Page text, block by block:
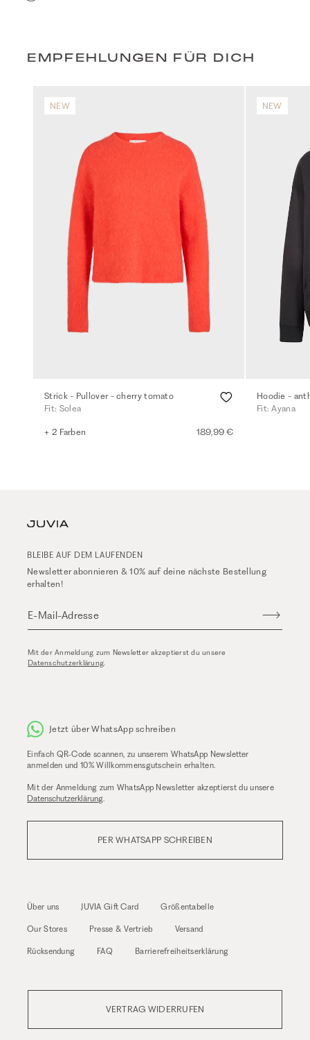
EMPFEHLUNGEN FÜR DICH
NEW
Strick - Pullover - cherry tomato
Fit: Solea
+ 2 Farben 189,99 €
NEW
Hoodie -
Fit: Ayana
BLEIBE AUF DEM LAUFENDEN
Newsletter abonnieren & 10% auf deine nächste Bestellung
erhalten!
E-Mail-Adresse
Mit der Anmeldung zum Newsletter akzeptierst du unsere
Datenschutzerklärung
Jetzt über WhatsApp schreiben
Einfach QR-Code scannen, zu unserem WhatsApp Newsletter
anmelden und 10% Willkommensgutschein erhalten.
Mit der Anmeldung zum WhatsApp Newsletter akzeptierst du unsere
Datenschutzerklärung
PER WHATSAPP SCHREIBEN
Über uns JUVIA Gift Card Größentabelle
Our Stores Presse & Vertrieb Versand
Rücksendung FAQ Barrierefreiheitserklärung
VERTRAG WIDERRUFEN